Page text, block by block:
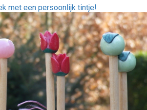
met een persoonlijk tintje!